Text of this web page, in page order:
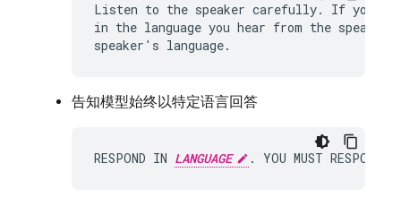
Listen to the speaker carefully. If you
in the language you hear from the
告知模型始终以特定语言回答
RESPOND IN LANGUAGE . YOU MUST RESPOND